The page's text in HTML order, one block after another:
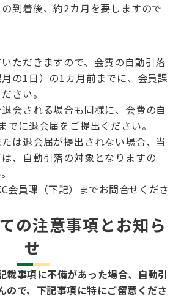
到着後、約2カ月を要しますので
ただきますので、会費の自動引落
の1日）の1カ月前までに、会員課
さい。
会される場合も同様に、会費の自
でに退会届をご提出ください。
は退会届が提出されない場合、当
、自動引落の対象となりますの
会員課（下記）までお問合せくださ
の注意事項とお知ら
せ
載事項に不備があった場合、自動引
ので、下記事項に特にご留意くださ